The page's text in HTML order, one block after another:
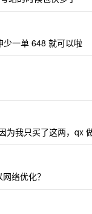
少一单 648 就可以啦
为我只买了这两，qx
络优化？